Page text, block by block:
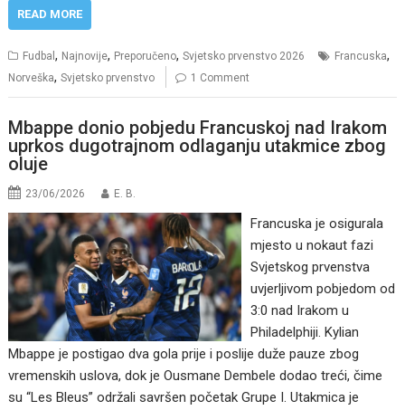
READ MORE
Fudbal, Najnovije, Preporučeno,Svjetsko prvenstvo 2026 Francuska,
Norveška,Svjetsko prvenstvo 1 Comment
Mbappe donio pobjedu Francuskoj nad Irakom
uprkos dugotrajnom odlaganju utakmice zbog
oluje
23/06/2026 E. B.
Francuska je osigurala
mjesto u nokaut fazi
Svjetskog prvenstva
uvjerljivom pobjedom od
3:0 nad Irakom u
Philadelphiji. Kylian
Mbappe je postigao dva gola prije i poslije duže pauze zbog
vremenskih uslova, dok je Ousmane Dembele dodao treći, čime
su “Les Bleus” održali savršen početak Grupe I. Utakmica je